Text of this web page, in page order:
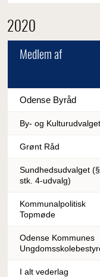
2020
Medlem af
Odense Byråd
By- og Kulturudvalget
Grønt Råd
Sundhedsudvalget (§
stk. 4-udvalg)
Kommunalpolitisk
Topmøde
Odense Kommunes
I alt vederlag